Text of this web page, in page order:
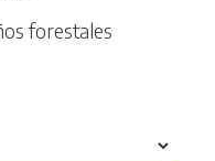
forestales